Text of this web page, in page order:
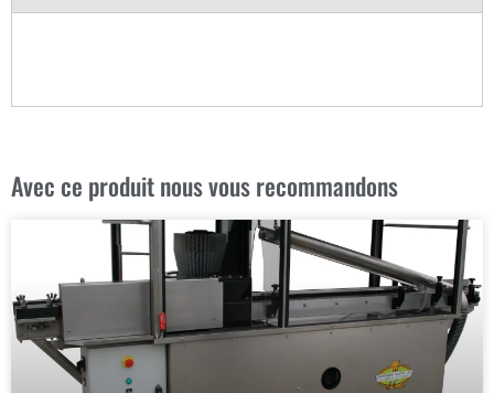
Avec ce produit nous vous recommandons